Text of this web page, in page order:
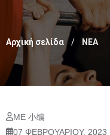
Αρχική σελίδα ΝΕΑ
ΜΕ 小编
07 ΦΕΒΡΟΥΑΡΊΟΥ, 2023